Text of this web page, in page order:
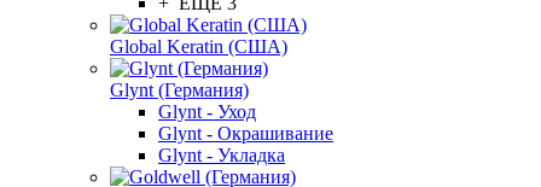
Global Keratin (США)
Glynt (Германия)
Glynt - Уход
Glynt - Окрашивание
Glynt - Укладка